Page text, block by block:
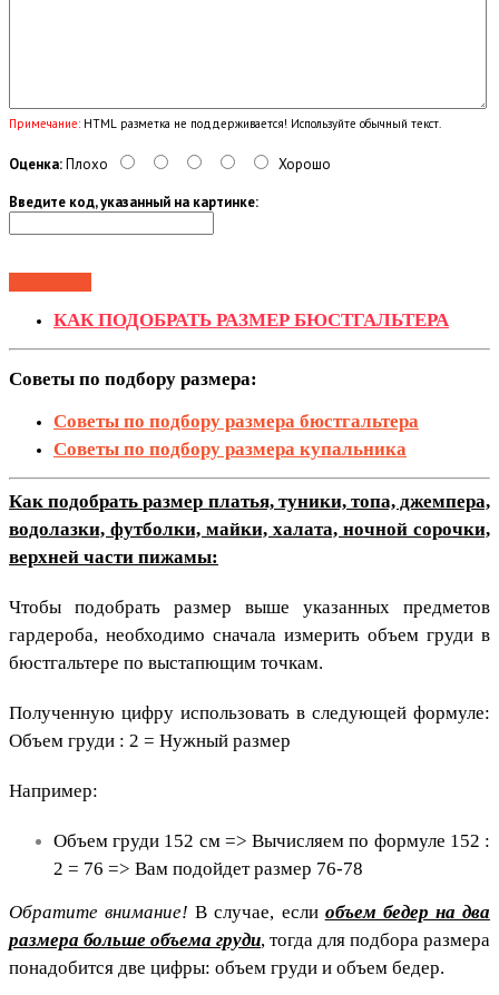
Примечание:HTML разметка не поддерживается! Используйте обычный текст.
Оценка:Плохо
Хорошо
Введите код, указанный на картинке:
КАК ПОДОБРАТЬ РАЗМЕР БЮСТГАЛЬТЕРА
Советы по подбору размера:
Советы по подбору размера бюстгальтера
Советы по подбору размера купальника
Как подобрать размер платья, туники, топа, джемпера,
водолазки, футболки, майки, халата, ночной сорочки,
верхней части пижамы:
Чтобы подобрать размер выше указанных предметов
гардероба, необходимо сначала измерить объем груди в
бюстгальтере по выстапющим точкам.
Полученную цифру использовать в следующей формуле:
Объем груди : 2 = Нужный размер
Например:
Объем груди 152 см => Вычисляем по формуле 152 :
2 = 76 => Вам подойдет размер 76-78
Обратите внимание! В случае, если объем бедер на два
размера больше объема груди, тогда для подбора размера
понадобится две цифры: объем груди и объем бедер.